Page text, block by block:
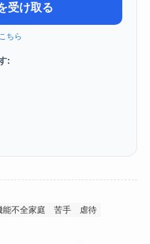
受け取る
ちら
:
能不全家庭 苦手 虐待